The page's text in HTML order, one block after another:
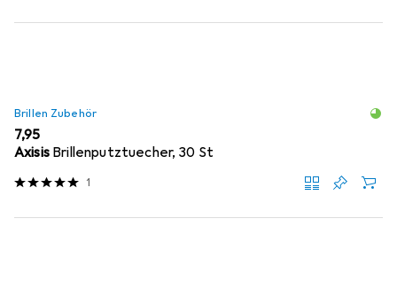
Brillen Zubehör
EUR
7,95
Axisis Brillenputztuecher, 30 St
1